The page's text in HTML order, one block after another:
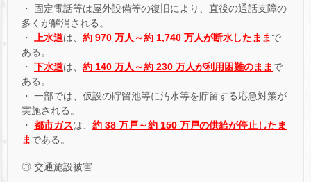
・ 固定電話等は屋外設備等の復旧により、直後の通話支障の
多くが解消される。
・
上水道は、 約 970 万人～約 1,740 万人が断水したまま で
ある。
・ 下水道は、 約 140 万人～約 230 万人が利用困難のまま で
ある。
・ 一部では、仮設の貯留池等に汚水等を貯留する応急対策が
実施される。
・ 都市ガスは、 約 38 万戸～約 150 万戸の供給が停止したま
ま である。
◎ 交通施設被害